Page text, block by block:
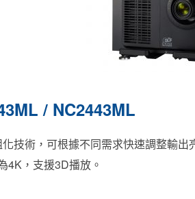
/ NC2443ML
技術，可根據不同需求快速調整輸
4K，支援3D播放。